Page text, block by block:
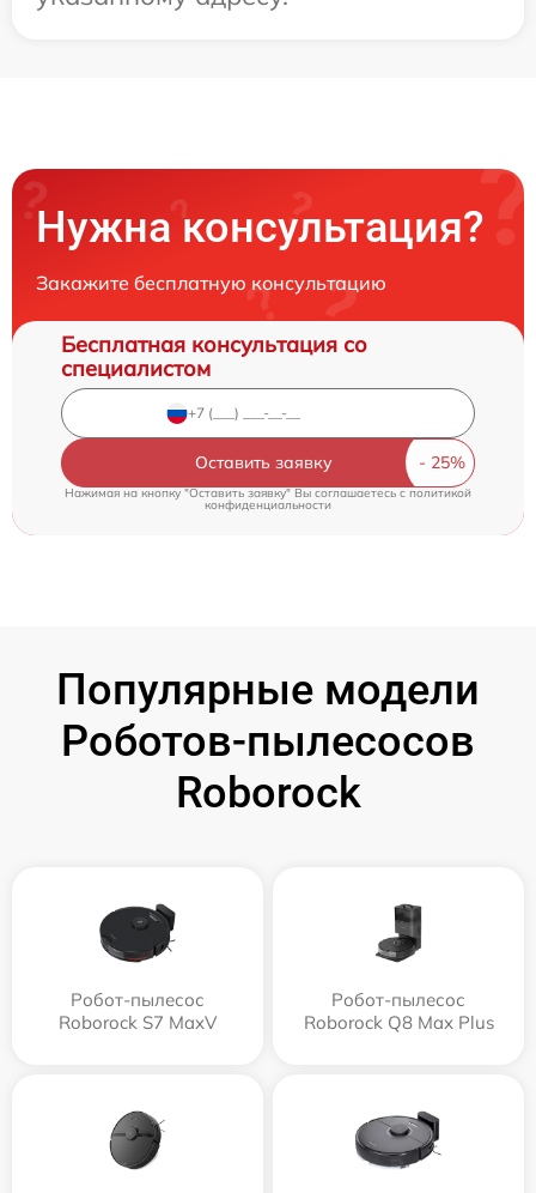
Нужна консультация?
Закажите бесплатную консультацию
Бесплатная консультация со
специалистом
Оставить заявку
Нажимая на кнопку "Оставить заявку" Вы соглашаетесь cполитикой
конфиденциальности
Популярные модели
Роботов-пылесосов
Roborock
Робот-пылесос
Roborock S7 MaxV
Робот-пылесос
Roborock Q8 Max Plus